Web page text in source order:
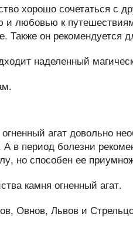
хорошо сочетаться с
и любовью к
Также он рекомендуется
агат довольно
А в период болезни
но способен ее
Овнов, Львов и